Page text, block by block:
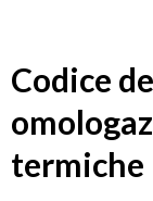
Codice
termiche